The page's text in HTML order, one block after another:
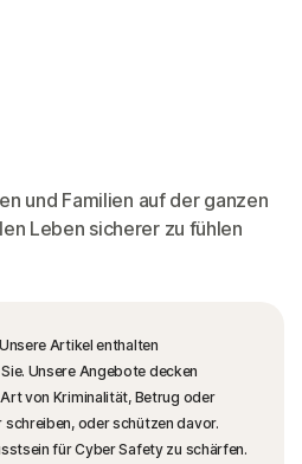
und Familien auf der ganzen
Leben sicherer zu fühlen
Unsere Artikel enthalten
Unsere Angebote decken
von Kriminalität, Betrug oder
oder schützen davor.
für Cyber Safety zu schärfen.